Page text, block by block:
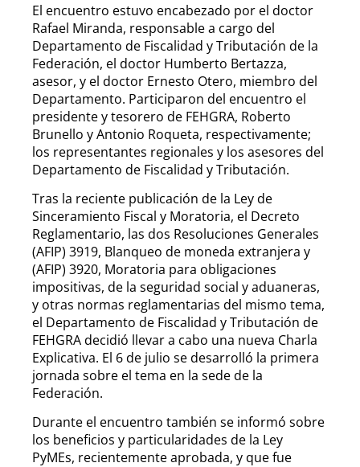
El encuentro estuvo encabezado por el doctor
Rafael Miranda, responsable a cargo del
Departamento de Fiscalidad y Tributación de la
Federación, el doctor Humberto Bertazza,
asesor, y el doctor Ernesto Otero, miembro del
Departamento. Participaron del encuentro el
presidente y tesorero de FEHGRA, Roberto
Brunello y Antonio Roqueta, respectivamente;
los representantes regionales y los asesores del
Departamento de Fiscalidad y Tributación.
Tras la reciente publicación de la Ley de
Sinceramiento Fiscal y Moratoria, el Decreto
Reglamentario, las dos Resoluciones Generales
(AFIP) 3919, Blanqueo de moneda extranjera y
(AFIP) 3920, Moratoria para obligaciones
impositivas, de la seguridad social y aduaneras,
y otras normas reglamentarias del mismo tema,
el Departamento de Fiscalidad y Tributación de
FEHGRA decidió llevar a cabo una nueva Charla
Explicativa. El 6 de julio se desarrolló la primera
jornada sobre el tema en la sede de la
Federación.
Durante el encuentro también se informó sobre
los beneficios y particularidades de la Ley
PyMEs, recientemente aprobada, y que fue